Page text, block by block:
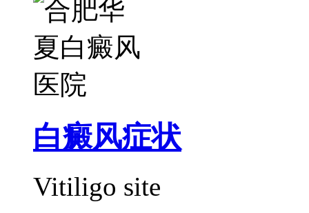
白癜风症状
Vitiligo site